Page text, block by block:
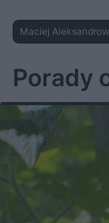
Maciej
Porady